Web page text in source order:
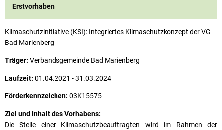
Erstvorhaben
Klimaschutzinitiative (KSI): Integriertes Klimaschutzkonzept der VG
Bad Marienberg
Träger: Verbandsgemeinde Bad Marienberg
Laufzeit: 01.04.2021 - 31.03.2024
Förderkennzeichen: 03K15575
Ziel und Inhalt des Vorhabens:
Die Stelle einer Klimaschutzbeauftragten wird im Rahmen der